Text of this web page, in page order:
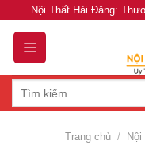
content
Nội Thất Hải Đăng:
Trang chủ /